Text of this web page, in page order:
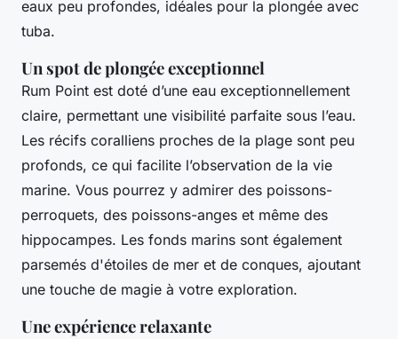
eaux peu profondes, idéales pour la plongée avec
tuba.
Un spot de plongée exceptionnel
Rum Point est doté d’une eau exceptionnellement
claire, permettant une visibilité parfaite sous l’eau.
Les récifs coralliens proches de la plage sont peu
profonds, ce qui facilite l’observation de la vie
marine. Vous pourrez y admirer des poissons-
perroquets, des poissons-anges et même des
hippocampes. Les fonds marins sont également
parsemés d'étoiles de mer et de conques, ajoutant
une touche de magie à votre exploration.
Une expérience relaxante